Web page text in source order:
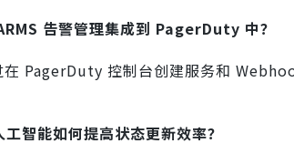
告警管理集成到 PagerDuty 中？
在 PagerDuty 控制台创建服务和
智能如何提高状态更新效率？